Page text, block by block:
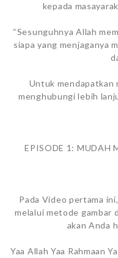
kepada
“Sesunguhnya Allah
siapa yang menjaganya
Untuk mendapatkan
menghubungi lebih
EPISODE 1: MUDAH
Pada Video pertama
melalui metode gambar
akan Anda
Yaa Allah Yaa Rahmaan